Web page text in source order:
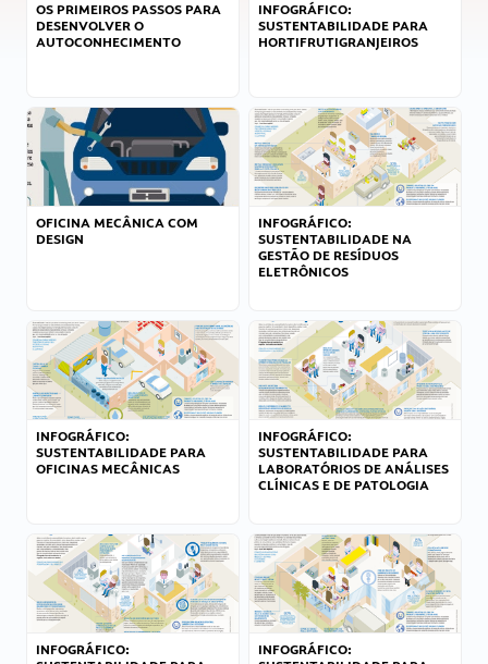
OS PRIMEIROS PASSOS PARA
DESENVOLVER O
AUTOCONHECIMENTO
INFOGRÁFICO:
SUSTENTABILIDADE PARA
HORTIFRUTIGRANJEIROS
OFICINA MECÂNICA COM
DESIGN
INFOGRÁFICO:
SUSTENTABILIDADE NA
GESTÃO DE RESÍDUOS
ELETRÔNICOS
INFOGRÁFICO:
SUSTENTABILIDADE PARA
OFICINAS MECÂNICAS
INFOGRÁFICO:
SUSTENTABILIDADE PARA
LABORATÓRIOS DE ANÁLISES
CLÍNICAS E DE PATOLOGIA
INFOGRÁFICO:
INFOGRÁFICO: